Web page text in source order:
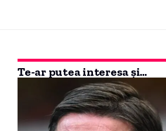
Te-ar putea interesa și...